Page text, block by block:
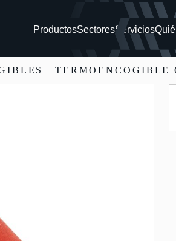
ProductosSectoresServicios
| TERMOENCOGIBLE